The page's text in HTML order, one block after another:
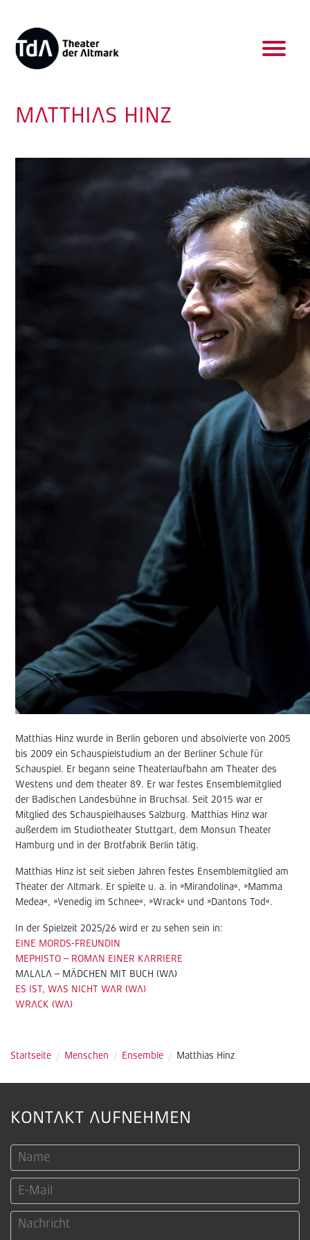
MATTHIAS HINZ
Matthias Hinz wurde in Berlin geboren und absolvierte von 2005
bis 2009 ein Schauspielstudium an der Berliner Schule für
Schauspiel. Er begann seine Theaterlaufbahn am Theater des
Westens und dem theater 89. Er war festes Ensemblemitglied
der Badischen Landesbühne in Bruchsal. Seit 2015 war er
Mitglied des Schauspielhauses Salzburg. Matthias Hinz war
außerdem im Studiotheater Stuttgart, dem Monsun Theater
Hamburg und in der Brotfabrik Berlin tätig.
Matthias Hinz ist seit sieben Jahren festes Ensemblemitglied am
Theater der Altmark. Er spielte u. a. in »Mirandolina«, »Mamma
Medea«, »Venedig im Schnee«, »Wrack« und »Dantons Tod«.
In der Spielzeit 2025/26 wird er zu sehen sein in:
EINE MORDS-FREUNDIN
MEPHISTO – ROMAN EINER KARRIERE
MALALA – MÄDCHEN MIT BUCH (WA)
ES IST, WAS NICHT WAR (WA)
WRACK (WA)
Startseite / Menschen / Ensemble / Matthias Hinz
KONTAKT AUFNEHMEN